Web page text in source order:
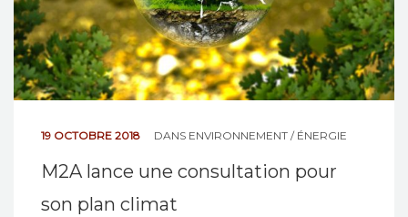
19 OCTOBRE 2018 DANS ENVIRONNEMENT / ÉNERGIE
M2A lance une consultation pour
son plan climat